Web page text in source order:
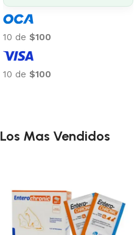
10 de $100
10 de $100
Los Mas Vendidos